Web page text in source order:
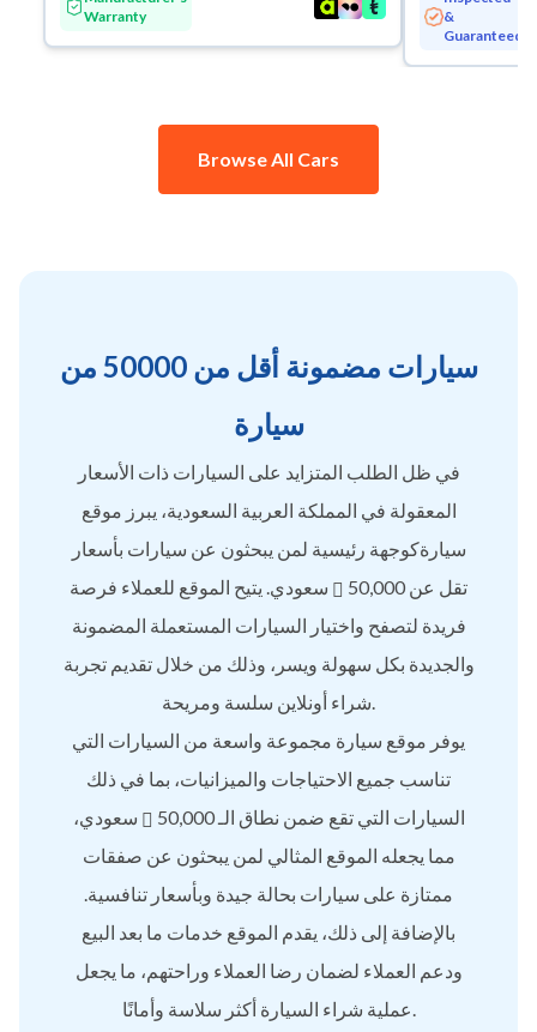
Warranty
&
Guaranteed
Browse All Cars
سيارات مضمونة أقل من 50000 من
سيارة
في ظل الطلب المتزايد على السيارات ذات الأسعار
المعقولة في المملكة العربية السعودية، يبرز موقع
سيارةكوجهة رئيسية لمن يبحثون عن سيارات بأسعار
تقل عن 50,000
سعودي. يتيح الموقع للعملاء فرصة
فريدة لتصفح واختيار السيارات المستعملة المضمونة
والجديدة بكل سهولة ويسر، وذلك من خلال تقديم تجربة
شراء أونلاين سلسة ومريحة.
يوفر موقع سيارة مجموعة واسعة من السيارات التي
تناسب جميع الاحتياجات والميزانيات، بما في ذلك
السيارات التي تقع ضمن نطاق الـ 50,000
سعودي،
مما يجعله الموقع المثالي لمن يبحثون عن صفقات
ممتازة على سيارات بحالة جيدة وبأسعار تنافسية.
بالإضافة إلى ذلك، يقدم الموقع خدمات ما بعد البيع
ودعم العملاء لضمان رضا العملاء وراحتهم، ما يجعل
عملية شراء السيارة أكثر سلاسة وأمانًا.